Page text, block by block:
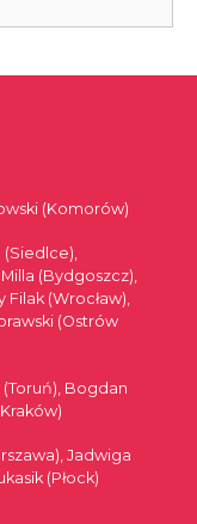
(Komorów)
(Siedlce),
Milla (Bydgoszcz),
Filak (Wrocław),
(Ostrów
(Toruń), Bogdan
Jadwiga
(Płock)